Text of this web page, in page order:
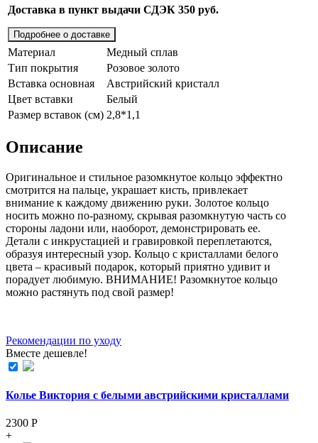
Доставка в пункт выдачи СДЭК 350 руб.
Подробнее о доставке
Материал
Медный сплав
Тип покрытия
Розовое золото
Вставка основная
Австрийский кристалл
Цвет вставки
Белый
Размер вставок (см) 2,8*1,1
Описание
Оригинальное и стильное разомкнутое кольцо эффектно
смотрится на пальце, украшает кисть, привлекает
внимание к каждому движению руки. Золотое кольцо
носить можно по-разному, скрывая разомкнутую часть со
стороны ладони или, наоборот, демонстрировать ее.
Детали с инкрустацией и гравировкой переплетаются,
образуя интересный узор. Кольцо с кристаллами белого
цвета – красивый подарок, который приятно удивит и
порадует любимую. ВНИМАНИЕ! Разомкнутое кольцо
можно растянуть под свой размер!
Рекомендации по уходу
Вместе дешевле!
Колье Виктория с белыми австрийскими кристаллами
2300 Р
+